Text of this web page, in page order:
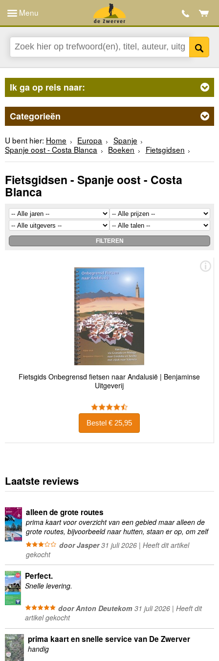
Menu
Ik ga op reis naar:
Categorieën
U bent hier: Home Europa
Spanje
Spanje oost - Costa Blanca
Boeken Fietsgidsen
Fietsgidsen - Spanje oost - Costa
Blanca
Fietsgids Onbegrensd fietsen naar Andalusië | Benjaminse
Uitgeverij
Bestel € 25,95
Laatste reviews
alleen de grote routes
prima kaart voor overzicht van een gebied maar alleen de
grote routes, bijvoorbeeld naar hutten, staan er op, om zelf
wandelingen te plannen minder geschikt
door Jasper31 juli 2026 | Heeft dit artikel
gekocht
Perfect.
Snelle levering.
door Anton Deutekom31 juli 2026 | Heeft dit
artikel gekocht
prima kaart en snelle service van De Zwerver
handig